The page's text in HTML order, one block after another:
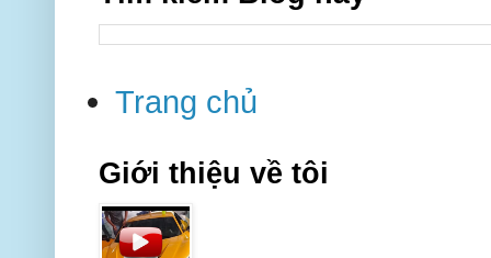
Trang chủ
Giới thiệu về tôi